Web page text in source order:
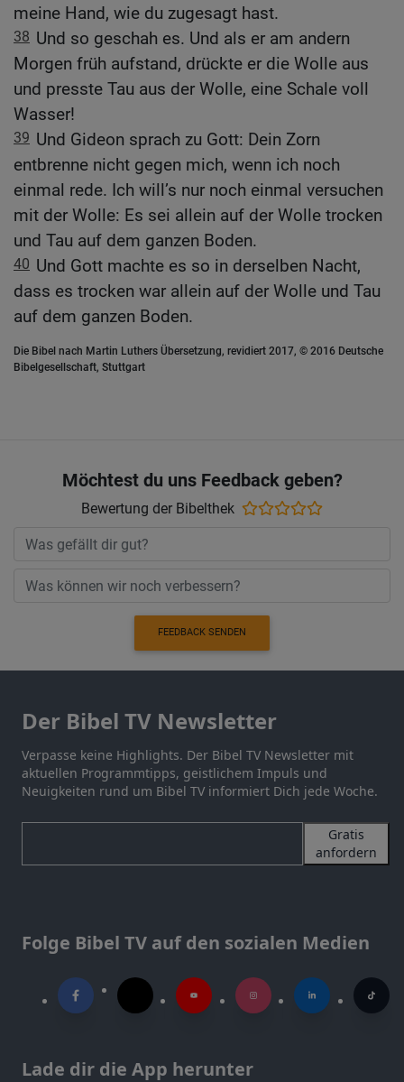
meine Hand, wie du zugesagt hast.
38 Und so geschah es. Und als er am andern
Morgen früh aufstand, drückte er die Wolle aus
und presste Tau aus der Wolle, eine Schale voll
Wasser!
39 Und Gideon sprach zu Gott: Dein Zorn
entbrenne nicht gegen mich, wenn ich noch
einmal rede. Ich will’s nur noch einmal versuchen
mit der Wolle: Es sei allein auf der Wolle trocken
und Tau auf dem ganzen Boden.
40 Und Gott machte es so in derselben Nacht,
dass es trocken war allein auf der Wolle und Tau
auf dem ganzen Boden.
Die Bibel nach Martin Luthers Übersetzung, revidiert 2017, © 2016 Deutsche
Bibelgesellschaft, Stuttgart
Möchtest du uns Feedback geben?
Bewertung der Bibelthek
FEEDBACK SENDEN
Der Bibel TV Newsletter
Verpasse keine Highlights. Der Bibel TV Newsletter mit
aktuellen Programmtipps, geistlichem Impuls und
Neuigkeiten rund um Bibel TV informiert Dich jede Woche.
Gratis
anfordern
Folge Bibel TV auf den sozialen Medien
Lade dir die App herunter